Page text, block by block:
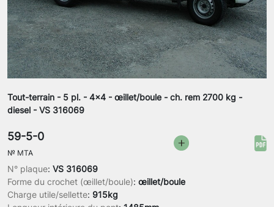
Tout-terrain - 5 pl. - 4x4 - œillet/boule - ch. rem 2700 kg -
diesel - VS 316069
N° plaque: VS 316069
Forme du crochet (œillet/boule): œillet/boule
Charge utile/sellette: 915kg
59-5-0
№ MTA